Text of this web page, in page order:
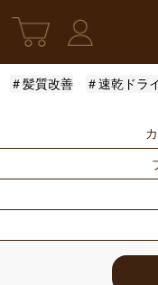
＃髪質改善 ＃速乾ドラ
新発売
アウトバストリー
指定なし
モロッカンオイル
ふんわり